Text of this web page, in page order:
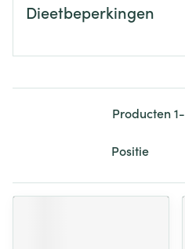
Dieetbeperkingen
Producten1-
Sorteer op: